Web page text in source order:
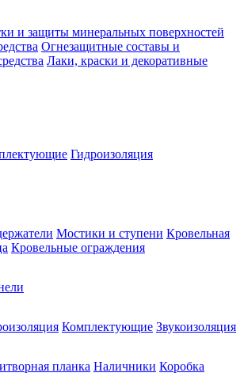
и защиты минеральных поверхностей
Огнезащитные составы и
Лаки, краски и декоративные
Гидроизоляция
Мостики и ступени Кровельная
Кровельные ограждения
Комплектующие Звукоизоляция
планка Наличники Коробка